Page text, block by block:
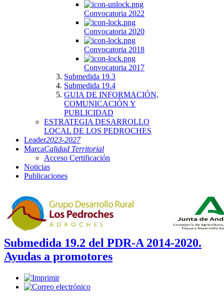
Convocatoria 2022
Convocatoria 2020
Convocatoria 2018
Convocatoria 2017
Submedida 19.3
Submedida 19.4
GUIA DE INFORMACIÓN,
COMUNICACIÓN Y
PUBLICIDAD
ESTRATEGIA DESARROLLO
LOCAL DE LOS PEDROCHES
Leader2023-2027
MarcaCalidad Territorial
Acceso Certificación
Noticias
Publicaciones
Submedida 19.2 del PDR-A 2014-2020.
Ayudas a promotores